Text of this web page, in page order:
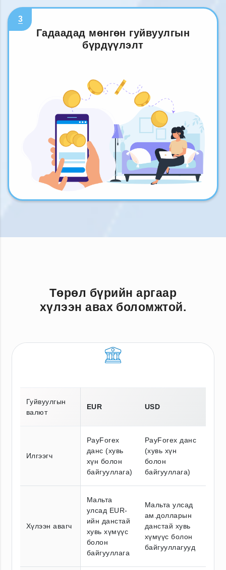
3
Гадаадад мөнгөн гуйвуулгын
бүрдүүлэлт
Төрөл бүрийн аргаар
хүлээн авах боломжтой.
Гуйвуулгын
валют
EUR USD
Илгээгч
PayForex
данс (хувь
хүн болон
байгууллага)
PayForex данс
(хувь хүн
болон
байгууллага)
Хүлээн авагч
Мальта
улсад EUR-
ийн данстай
хувь хүмүүс
болон
байгууллага
Мальта улсад
ам.долларын
данстай хувь
хүмүүс болон
байгууллагууд